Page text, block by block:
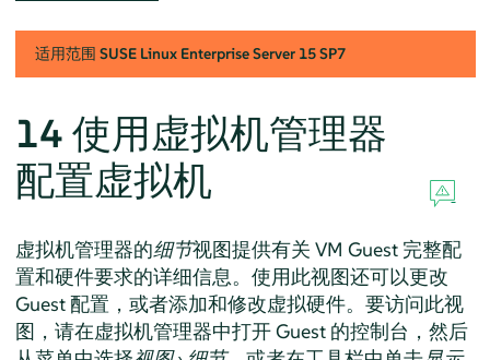
适用范围 SUSE Linux Enterprise Server 15 SP7
14 使用虚拟机管理器
配置虚拟机
虚拟机管理器的细节视图提供有关 VM Guest 完整配
置和硬件要求的详细信息。使用此视图还可以更改
Guest 配置，或者添加和修改虚拟硬件。要访问此视
图，请在虚拟机管理器中打开 Guest 的控制台，然后